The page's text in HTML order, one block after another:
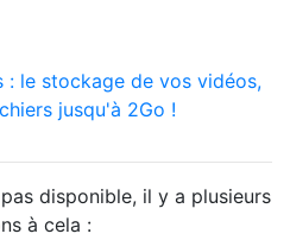
: le stockage de vos vidéos,
jusqu'à 2Go !
disponible, il y a plusieurs
à cela :